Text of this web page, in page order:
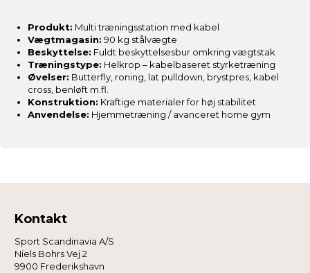
Produkt: Multi træningsstation med kabel
Vægtmagasin: 90 kg stålvægte
Beskyttelse: Fuldt beskyttelsesbur omkring vægtstak
Træningstype: Helkrop – kabelbaseret styrketræning
Øvelser: Butterfly, roning, lat pulldown, brystpres, kabel
cross, benløft m.fl.
Konstruktion: Kraftige materialer for høj stabilitet
Anvendelse: Hjemmetræning / avanceret home gym
Kontakt
Sport Scandinavia A/S
Niels Bohrs Vej 2
9900 Frederikshavn